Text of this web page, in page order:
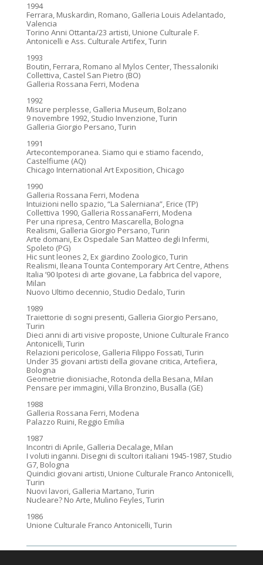
1994
Ferrara, Muskardin, Romano, Galleria Louis Adelantado,
Valencia
Torino Anni Ottanta/23 artisti, Unione Culturale F.
Antonicelli e Ass. Culturale Artifex, Turin
1993
Boutin, Ferrara, Romano al Mylos Center, Thessaloniki
Collettiva, Castel San Pietro (BO)
Galleria Rossana Ferri, Modena
1992
Misure perplesse, Galleria Museum, Bolzano
9 novembre 1992, Studio Invenzione, Turin
Galleria Giorgio Persano, Turin
1991
Artecontemporanea. Siamo qui e stiamo facendo,
Castelfiume (AQ)
Chicago International Art Exposition, Chicago
1990
Galleria Rossana Ferri, Modena
Intuizioni nello spazio, “La Salerniana”, Erice (TP)
Collettiva 1990, Galleria RossanaFerri, Modena
Per una ripresa, Centro Mascarella, Bologna
Realismi, Galleria Giorgio Persano, Turin
Arte domani, Ex Ospedale San Matteo degli Infermi,
Spoleto (PG)
Hic sunt leones 2, Ex giardino Zoologico, Turin
Realismi, Ileana Tounta Contemporary Art Centre, Athens
Italia ’90 Ipotesi di arte giovane, La fabbrica del vapore,
Milan
Nuovo Ultimo decennio, Studio Dedalo, Turin
1989
Traiettorie di sogni presenti, Galleria Giorgio Persano,
Turin
Dieci anni di arti visive proposte, Unione Culturale Franco
Antonicelli, Turin
Relazioni pericolose, Galleria Filippo Fossati, Turin
Under 35 giovani artisti della giovane critica, Artefiera,
Bologna
Geometrie dionisiache, Rotonda della Besana, Milan
Pensare per immagini, Villa Bronzino, Busalla (GE)
1988
Galleria Rossana Ferri, Modena
Palazzo Ruini, Reggio Emilia
1987
Incontri di Aprile, Galleria Decalage, Milan
I voluti inganni. Disegni di scultori italiani 1945-1987, Studio
G7, Bologna
Quindici giovani artisti, Unione Culturale Franco Antonicelli,
Turin
Nuovi lavori, Galleria Martano, Turin
Nucleare? No Arte, Mulino Feyles, Turin
1986
Unione Culturale Franco Antonicelli, Turin